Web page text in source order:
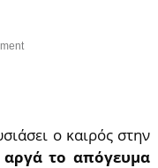
ο καιρός στην
το απόγευμα